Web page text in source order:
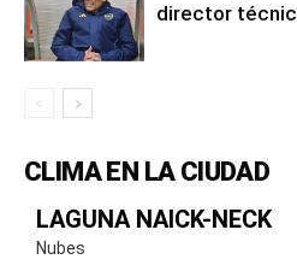
director
CLIMA EN LA CIUDAD
LAGUNA NAICK-NECK
Nubes